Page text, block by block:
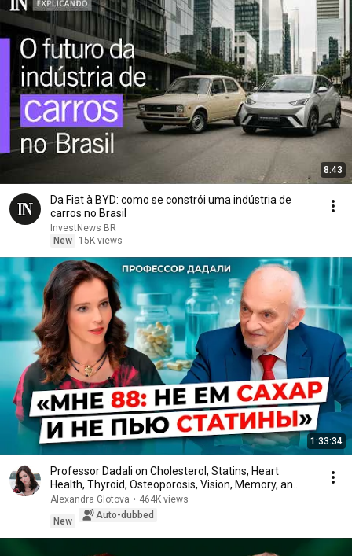
8:43
Da Fiat à BYD: como se constrói uma indústria de
carros no Brasil
InvestNews BR
New
15K views
1:33:34
Professor Dadali on Cholesterol, Statins, Heart
Health, Thyroid, Osteoporosis, Vision, Memory, an...
Alexandra Glotova • 464K views
New
Auto-dubbed